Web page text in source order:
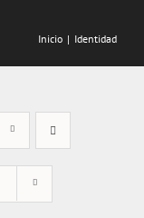
Inicio Identidad